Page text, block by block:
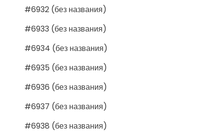
#6932 (без названия)
#6933 (без названия)
#6934 (без названия)
#6935 (без названия)
#6936 (без названия)
#6937 (без названия)
#6938 (без названия)